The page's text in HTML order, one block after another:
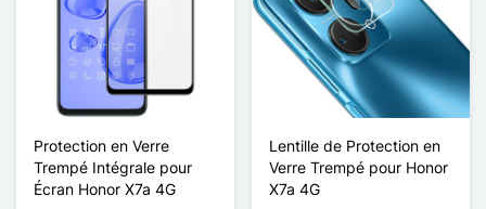
Protection en Verre
Trempé Intégrale pour
Écran Honor X7a 4G
Lentille de Protection en
Verre Trempé pour Honor
X7a 4G